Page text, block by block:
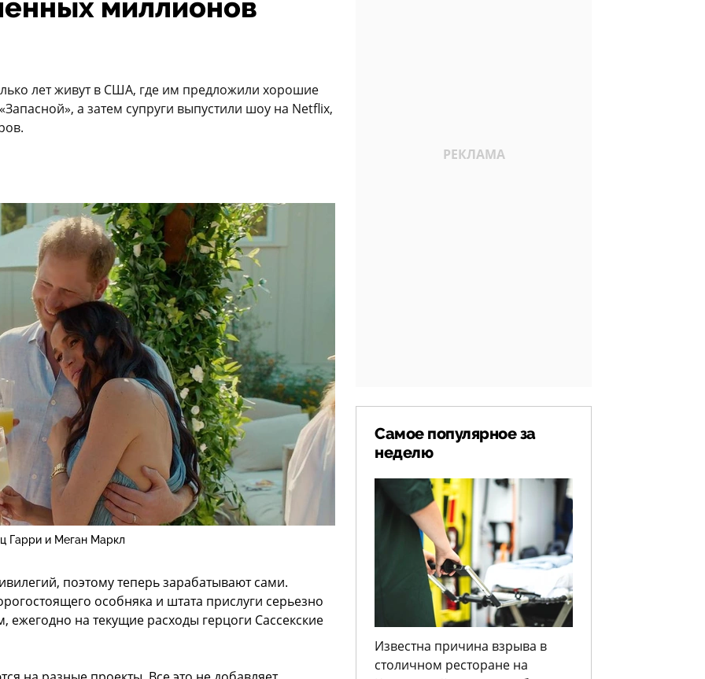
миллионов
лет живут в США, где им предложили хорошие
а затем супруги выпустили шоу на Netflix,
Гарри и Меган Маркл
поэтому теперь зарабатывают сами.
особняка и штата прислуги серьезно
на текущие расходы герцоги Сассекские
Самое популярное за
неделю
Известна причина взрыва в
столичном ресторане на